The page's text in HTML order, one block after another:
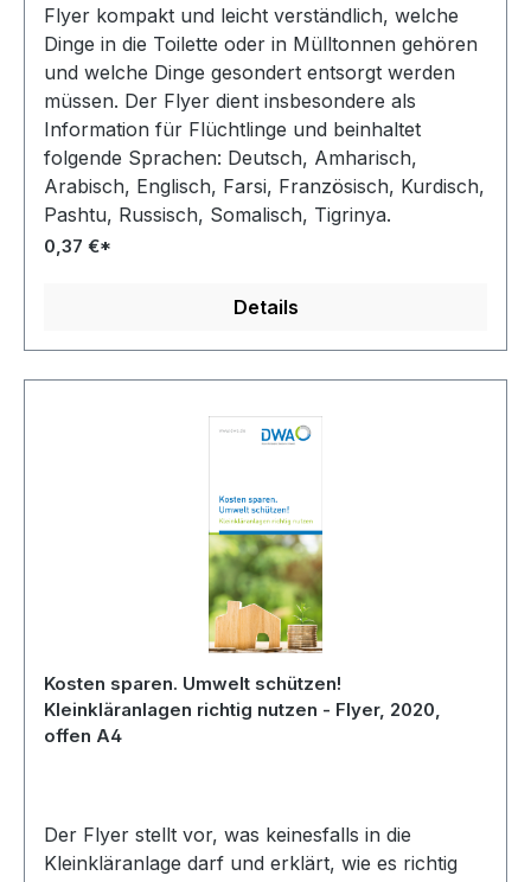
Flyer kompakt und leicht verständlich, welche
Dinge in die Toilette oder in Mülltonnen gehören
und welche Dinge gesondert entsorgt werden
müssen. Der Flyer dient insbesondere als
Information für Flüchtlinge und beinhaltet
folgende Sprachen: Deutsch, Amharisch,
Arabisch, Englisch, Farsi, Französisch, Kurdisch,
Pashtu, Russisch, Somalisch, Tigrinya.
0,37 €*
Details
Kosten sparen. Umwelt schützen!
Kleinkläranlagen richtig nutzen - Flyer, 2020,
offen A4
Der Flyer stellt vor, was keinesfalls in die
Kleinkläranlage darf und erklärt, wie es richtig